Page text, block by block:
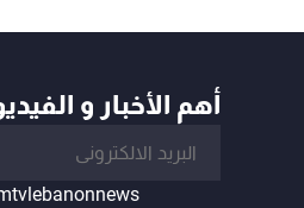
أهم الأخبار و